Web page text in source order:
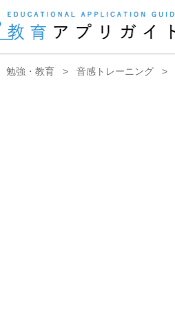
勉強・教育 音感トレーニング